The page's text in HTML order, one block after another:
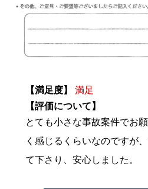
【満足度】
満足
【評価について】
とても小さな事故案件でお
く感じるくらいなのですが
て下さり、安心しました。